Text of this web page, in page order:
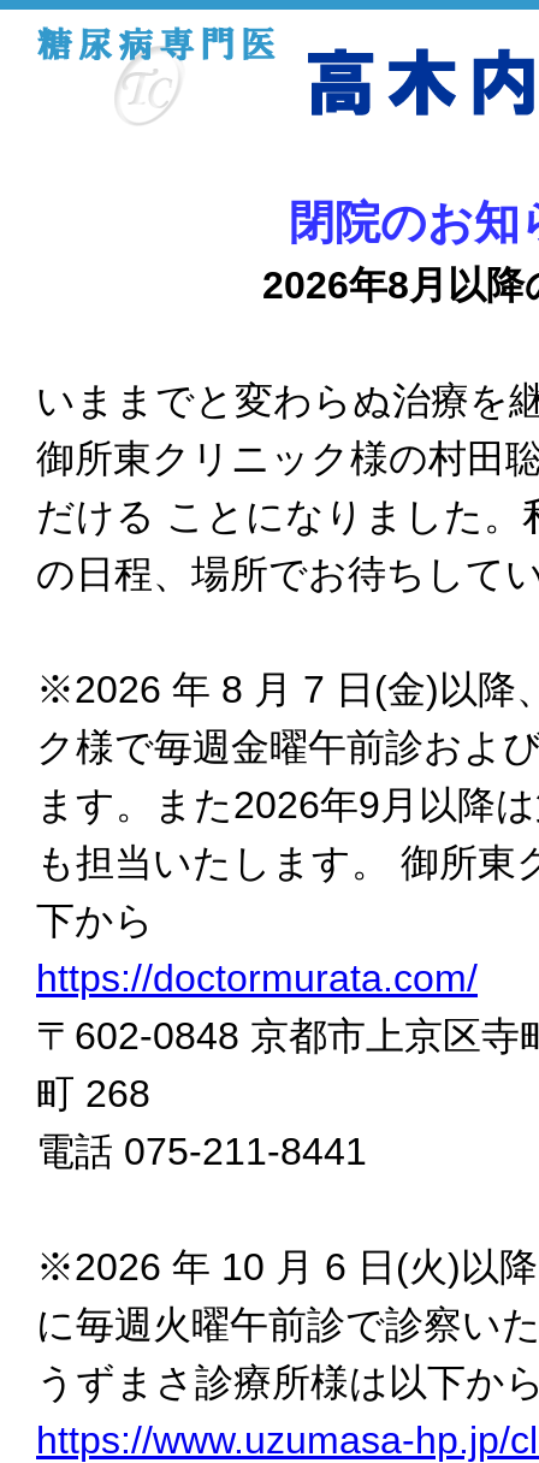
閉院のお知
2026年8月以降
いままでと変わらぬ治療を
御所東クリニック様の村田
だける ことになりました。
の日程、場所でお待ちして
※2026 年 8 月 7 日(金)以降
ク様で毎週金曜午前診およ
ます。また2026年9月以降
も担当いたします。 御所東
下から
https://doctormurata.com/
〒602-0848 京都市上京区寺
町 268
電話 075-211-8441
※2026 年 10 月 6 日(火)以
に毎週火曜午前診で診察い
うずまさ診療所様は以下か
https://www.uzumasa-hp.jp/